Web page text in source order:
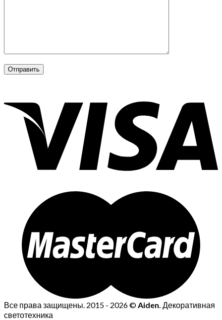
Все права защищены. 2015 - 2026 © Aiden. Декоративная
светотехника